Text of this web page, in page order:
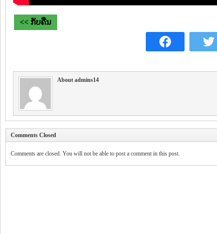
<< ກັບຄືນ
About admins14
Comments Closed
Comments are closed. You will not be able to post a comment in this post.